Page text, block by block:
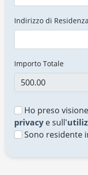
Indirizzo di Residenza
Importo Totale
Ho preso
privacy e sull'
Sono residente